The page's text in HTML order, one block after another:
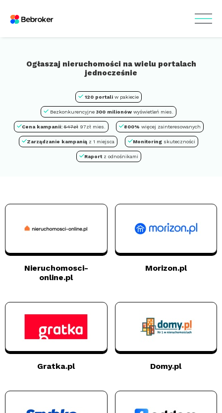
Ogłaszaj nieruchomości na wielu portalach
jednocześnie
120 portali w pakiecie
Bezkonkurencyjne 300 milionów wyświetleń mies.
Cena kampanii: 547zł97zł mies. 800% więcej zainteresowanych
Zarządzanie kampanią z 1 miejsca Monitoring skuteczności
Raportz odnośnikami
Nieruchomosci-
online.pl
Morizon.pl
Gratka.pl Domy.pl